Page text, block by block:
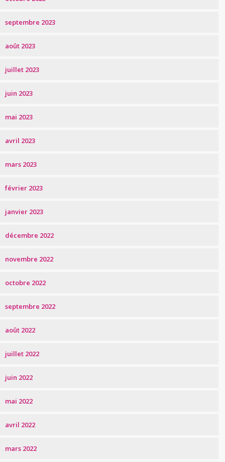
septembre 2023
août 2023
juillet 2023
juin 2023
mai 2023
avril 2023
mars 2023
février 2023
janvier 2023
décembre 2022
novembre 2022
octobre 2022
septembre 2022
août 2022
juillet 2022
juin 2022
mai 2022
avril 2022
mars 2022